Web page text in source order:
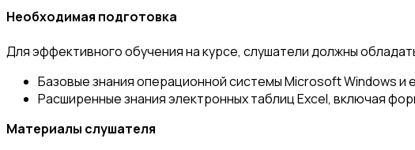
Необходимая подготовка
Для эффективного обучения на курсе, слушатели должны
Базовые знания операционной системы Microsoft Windows
Расширенные знания электронных таблиц Excel, включая
Материалы слушателя